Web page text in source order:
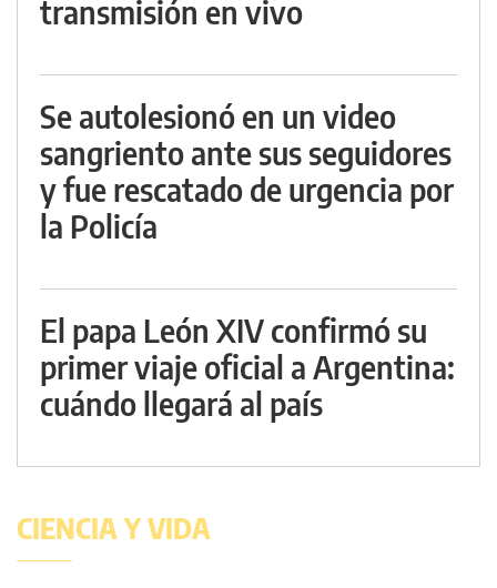
transmisión en vivo
Se autolesionó en un video
sangriento ante sus seguidores
y fue rescatado de urgencia por
la Policía
El papa León XIV confirmó su
primer viaje oficial a Argentina:
cuándo llegará al país
CIENCIA Y VIDA